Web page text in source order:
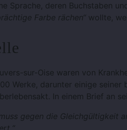
Sprache, deren Buchstaben
Farbe rächen“ wollte,
sur-Oise waren von
Werke, darunter einige
In einem Brief an
gegen die Gleichgültigkeit